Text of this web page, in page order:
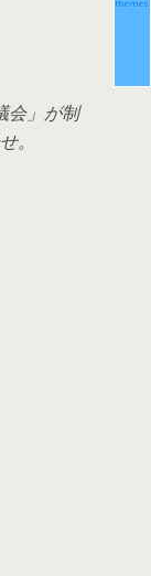
会」が制
。
themes